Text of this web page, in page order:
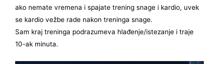
ako nemate vremena i spajate trening snage i kardio, uvek
se kardio vežbe rade nakon treninga snage.
Sam kraj treninga podrazumeva hlađenje/istezanje i traje
10-ak minuta.